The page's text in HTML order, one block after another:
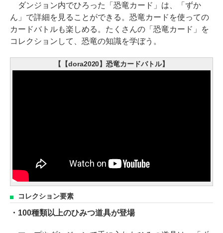
ダンジョン内でひろった「恐竜カード」は、「ずか
ん」で詳細を見ることができる。恐竜カードを使っての
カードバトルも楽しめる。たくさんの「恐竜カード」を
コレクションして、恐竜の知識を学ぼう。
【【dora2020】恐竜カードバトル】
コレクション要素
・100種類以上のひみつ道具が登場